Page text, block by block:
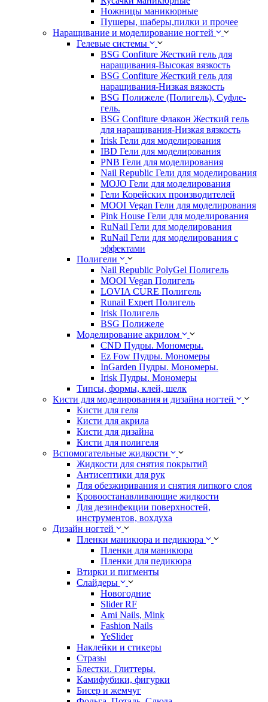
Ножницы маникюрные
Пушеры, шаберы,пилки и прочее
Наращивание и моделирование ногтей
Гелевые системы
BSG Confiture Жесткий гель для
наращивания-Высокая вязкость
BSG Confiture Жесткий гель для
наращивания-Низкая вязкость
BSG Полижеле (Полигель), Суфле-
гель.
BSG Confiture Флакон Жесткий гель
для наращивания-Низкая вязкость
Irisk Гели для моделирования
IBD Гели для моделирования
PNB Гели для моделирования
Nail Republic Гели для моделирования
MOJO Гели для моделирования
Гели Корейских производителей
MOOI Vegan Гели для моделирования
Pink House Гели для моделирования
RuNail Гели для моделирования
RuNail Гели для моделирования с
эффектами
Полигели
Nail Republic PolyGel Полигель
MOOI Vegan Полигель
LOVIA CURE Полигель
Runail Expert Полигель
Irisk Полигель
BSG Полижеле
Моделирование акрилом
CND Пудры. Мономеры.
Ez Fow Пудры. Мономеры
InGarden Пудры. Мономеры.
Irisk Пудры. Мономеры
Типсы, формы, клей, шелк
Кисти для моделирования и дизайна ногтей
Кисти для геля
Кисти для акрила
Кисти для дизайна
Кисти для полигеля
Вспомогательные жидкости
Жидкости для снятия покрытий
Антисептики для рук
Для обезжиривания и снятия липкого слоя
Кровоостанавливающие жидкости
Для дезинфекции поверхностей,
инструментов, вохдуха
Дизайн ногтей
Пленки маникюра и педикюра
Пленки для маникюра
Пленки для педикюра
Втирки и пигменты
Слайдеры
Новогодние
Slider RF
Ami Nails, Mink
Fashion Nails
YeSlider
Наклейки и стикеры
Стразы
Блестки. Глиттеры.
Камифубики, фигурки
Бисер и жемчуг